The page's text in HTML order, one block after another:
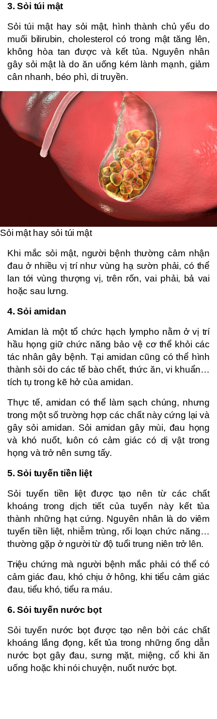
3. Sỏi túi mật
Sỏi túi mật hay sỏi mật, hình thành chủ yếu do
muối bilirubin, cholesterol có trong mật tăng lên,
không hòa tan được và kết tủa. Nguyên nhân
gây sỏi mật là do ăn uống kém lành mạnh, giảm
cân nhanh, béo phì, di truyền.
Sỏi mật hay sỏi túi mật
Khi mắc sỏi mật, người bệnh thường cảm nhận
đau ở nhiều vị trí như vùng hạ sườn phải, có thể
lan tới vùng thượng vị, trên rốn, vai phải, bả vai
hoặc sau lưng.
4. Sỏi amidan
Amidan là một tổ chức hạch lympho nằm ở vị trí
hầu họng giữ chức năng bảo vệ cơ thể khỏi các
tác nhân gây bệnh. Tại amidan cũng có thể hình
thành sỏi do các tế bào chết, thức ăn, vi khuẩn…
tích tụ trong kẽ hở của amidan.
Thực tế, amidan có thể làm sạch chúng, nhưng
trong một số trường hợp các chất này cứng lại và
gây sỏi amidan. Sỏi amidan gây mùi, đau họng
và khó nuốt, luôn có cảm giác có dị vật trong
họng và trở nên sưng tấy.
5. Sỏi tuyến tiền liệt
Sỏi tuyến tiền liệt được tạo nên từ các chất
khoáng trong dịch tiết của tuyến này kết tủa
thành những hạt cứng. Nguyên nhân là do viêm
tuyến tiền liệt, nhiễm trùng, rối loạn chức năng…
thường gặp ở người từ độ tuổi trung niên trở lên.
Triệu chứng mà người bệnh mắc phải có thể có
cảm giác đau, khó chịu ở hông, khi tiểu cảm giác
đau, tiểu khó, tiểu ra máu.
6. Sỏi tuyến nước bọt
Sỏi tuyến nước bọt được tạo nên bởi các chất
khoáng lắng đọng, kết tủa trong những ống dẫn
nước bọt gây đau, sưng mặt, miệng, cổ khi ăn
uống hoặc khi nói chuyện, nuốt nước bọt.